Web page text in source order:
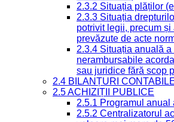
2.3.2 Situația plăților
2.3.3 Situația
potrivit legii, precum și
prevăzute de acte
2.3.4 Situația anuală
nerambursabile
sau juridice fără scop
2.4 BILANȚURI
2.5 ACHIZIȚII PUBLICE
2.5.1 Programul
2.5.2 Centralizatorul